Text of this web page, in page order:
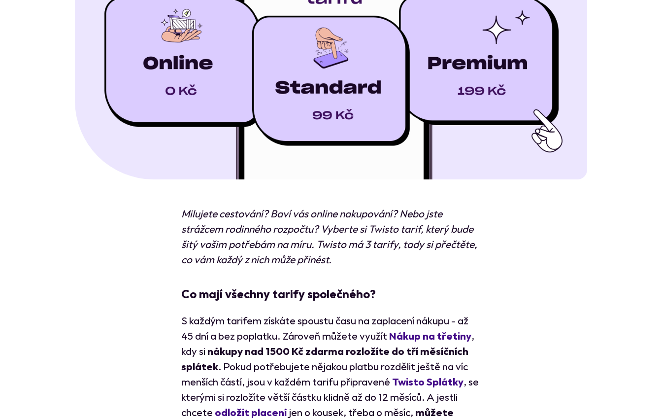
Milujete cestování? Baví vás online nakupování? Nebo jste
strážcem rodinného rozpočtu? Vyberte si Twisto tarif, který bude
šitý vašim potřebám na míru. Twisto má 3 tarify, tady si přečtěte,
co vám každý z nich může přinést.
Co mají všechny tarify společného?
S každým tarifem získáte spoustu času na zaplacení nákupu - až
45 dní a bez poplatku. Zároveň můžete využít Nákup na třetiny,
kdy si nákupy nad 1500 Kč zdarma rozložíte do tří měsíčních
splátek. Pokud potřebujete nějakou platbu rozdělit ještě na víc
menších částí, jsou v každém tarifu připravené Twisto Splátky, se
kterými si rozložíte větší částku klidně až do 12 měsíců. A jestli
chcete odložit placení jen o kousek, třeba o měsíc, můžete